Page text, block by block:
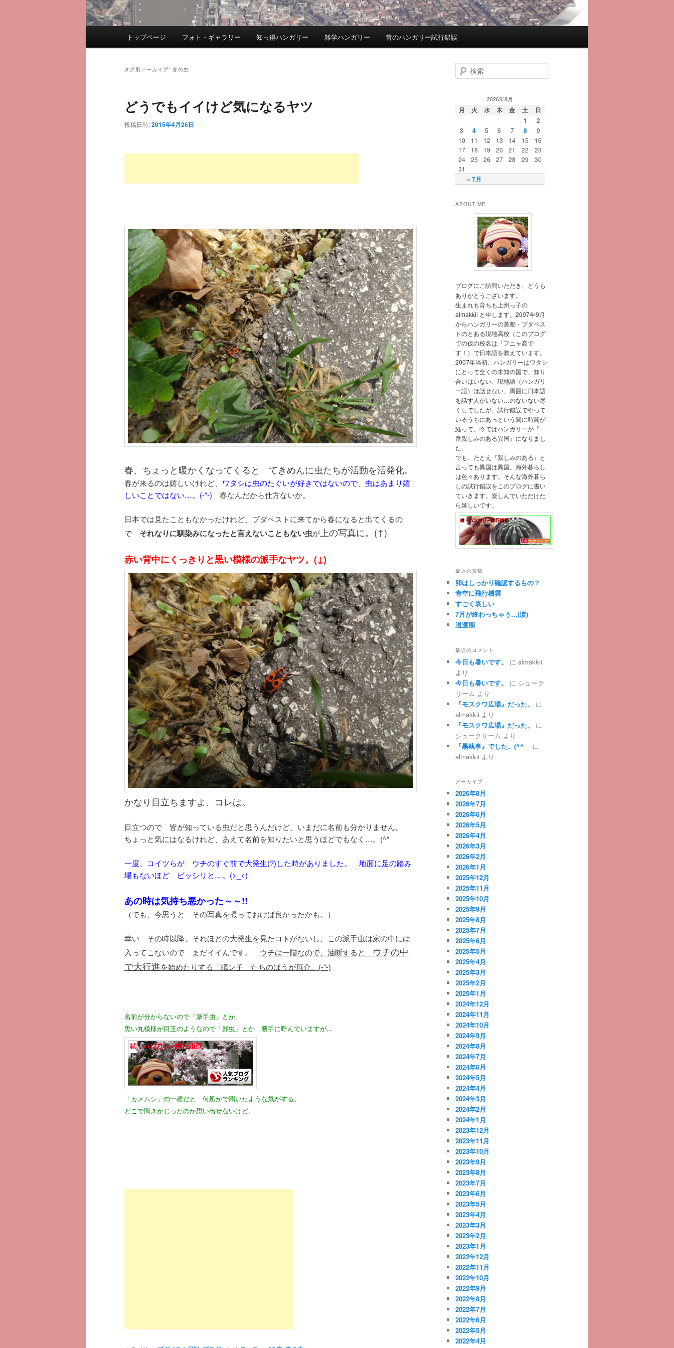
メ
コ
ン
へ
移
動
サ
ン
ツ
移
動
トップページ フォト・ギャラリー 知っ得ハンガリー 雑学ハンガリー 昔のハンガリー試行錯誤
タグ別アーカイブ: 春の虫
どうでもイイけど気になるヤツ
投稿日時:2015年4月26日
春、ちょっと暖かくなってくると てきめんに虫たちが活動を活発化。
春が来るのは嬉しいけれど、 ワタシは虫のたぐいが好きではないので、虫はあまり嬉
しいことではない…。(-“-) 春なんだから仕方ないか。
日本では見たこともなかったけれど、ブダペストに来てから春になると出てくるの
で それなりに馴染みになったと言えないこともない虫が 上の写真に。(↑)
赤い背中にくっきりと黒い模様の派手なヤツ。(↓)
かなり目立ちますよ、コレは。
目立つので 皆が知っている虫だと思うんだけど、いまだに名前も分かりません。
ちょっと気にはなるけれど、あえて名前を知りたいと思うほどでもなく…。(^^ゞ
一度、コイツらが ウチのすぐ前で大発生(?)した時がありました。 地面に足の踏み
場もないほど ビッシリと…。(>_<)
あの時は気持ち悪かった～～!!
（でも、今思うと その写真を撮っておけば良かったかも。）
幸い その時以降、それほどの大発生を見たコトがないし、この派手虫は家の中には
入ってこないので まだイイんです。 ウチは一階なので、油断すると ウチの中
で大行進を始めたりする「蟻ン子」たちのほうが厄介。(-“-)
名前が分からないので「派手虫」とか、
黒い丸模様が目玉のようなので「顔虫」とか 勝手に呼んでいますが…
「カメムシ」の一種だと 何処かで聞いたような気がする。
どこで聞きかじったのか思い出せないけど。
検
索
2026年8月
月 火 水 木 金 土 日
« 7月
1
2
3
4 5 6 7 8
9
10
11 12 13 14 15
16
17
18 19 20 21 22
23
24
25 26 27 28 29
30
31
ABOUT ME
ブログにご訪問いただき、どうも
ありがとうございます。
生まれも育ちも上州っ子の
almakkii と申します。2007年9月
からハンガリーの首都・ブダペス
トのとある現地高校（このブログ
での仮の校名は『フニャ高で
す！）で日本語を教えています。
2007年当初、ハンガリーはワタシ
にとって全くの未知の国で、知り
合いはいない、現地語（ハンガリ
ー語）は話せない、周囲に日本語
を話す人がいない…のないない尽
くしでしたが、試行錯誤でやって
いるうちにあっという間に時間が
経って、今ではハンガリーが『一
番親しみのある異国』になりまし
た。
でも、たとえ『親しみのある』と
言っても異国は異国。海外暮らし
は色々あります。そんな海外暮ら
しの試行錯誤をこのブログに書い
ていきます。楽しんでいただけた
ら嬉しいです。
最近の投稿
卵はしっかり確認するもの？
青空に飛行機雲
すごく哀しい
7月が終わっちゃう…(涙)
過渡期
最近のコメント
今日も暑いです。 に almakkii
より
今日も暑いです。
に シューク
リーム より
『モスクワ広場』だった。
に
almakkii より
『モスクワ広場』だった。
に
シュークリーム より
『黒執事』でした。(^^ゞ
に
almakkii より
アーカイブ
2026年8月
2026年7月
2026年6月
2026年5月
2026年4月
2026年3月
2026年2月
2026年1月
2025年12月
2025年11月
2025年10月
2025年9月
2025年8月
2025年7月
2025年6月
2025年5月
2025年4月
2025年3月
2025年2月
2025年1月
2024年12月
2024年11月
2024年10月
2024年9月
2024年8月
2024年7月
2024年6月
2024年5月
2024年4月
2024年3月
2024年2月
2024年1月
2023年12月
2023年11月
2023年10月
2023年9月
2023年8月
2023年7月
2023年6月
2023年5月
2023年4月
2023年3月
2023年2月
2023年1月
2022年12月
2022年11月
2022年10月
2022年9月
2022年8月
2022年7月
2022年6月
2022年5月
2022年4月